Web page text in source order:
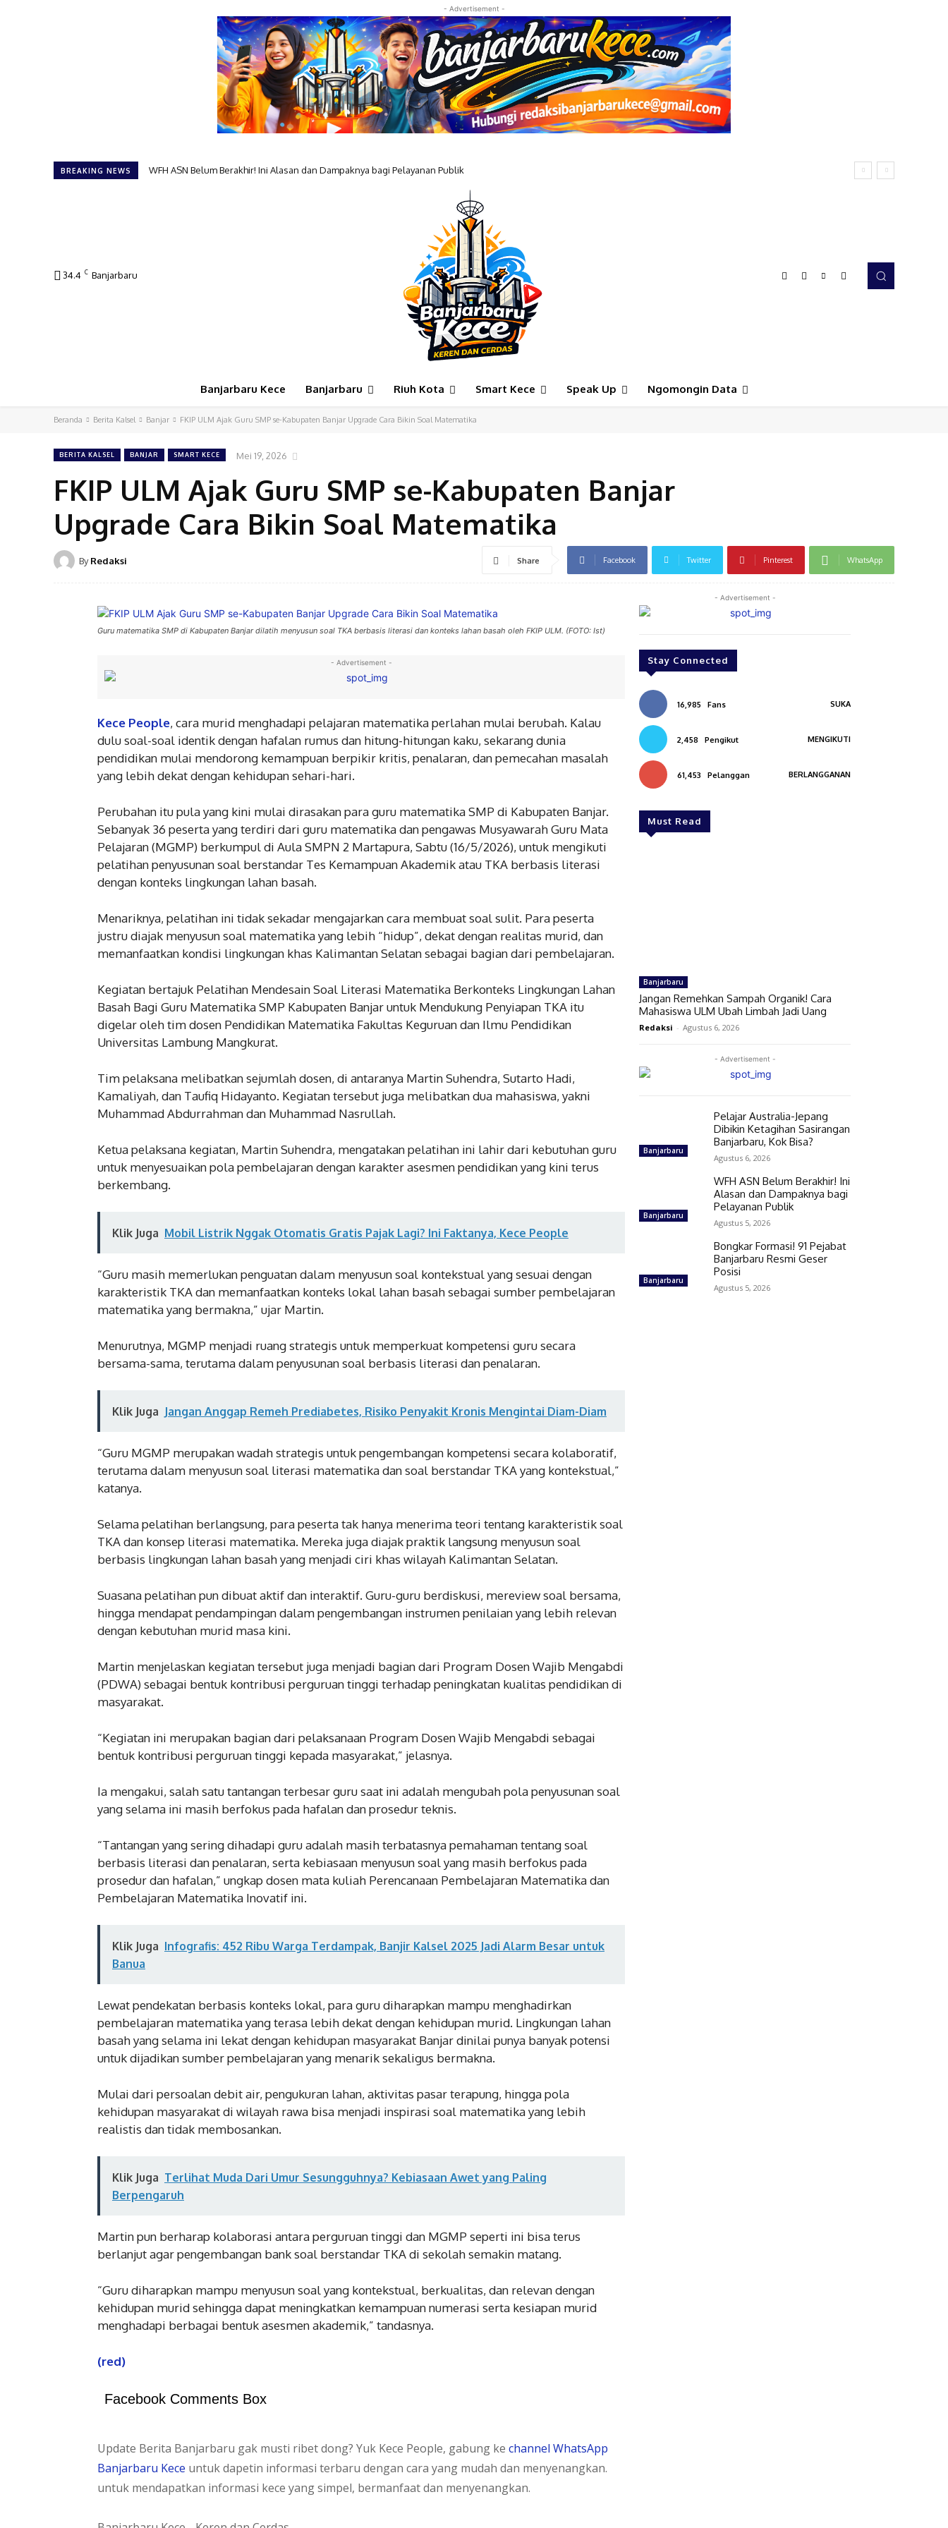
- Advertisement -
BREAKING NEWS WFH ASN Belum Berakhir! Ini Alasan dan Dampaknya bagi Pelayanan Publik
Bongkar Formasi! 91 Pejabat Banjarbaru Resmi Geser Posisi
34.4 C Banjarbaru
Banjarbaru Kece Banjarbaru Riuh Kota Smart Kece Speak Up Ngomongin Data
Beranda Berita Kalsel Banjar FKIP ULM Ajak Guru SMP se-Kabupaten Banjar Upgrade Cara Bikin Soal Matematika
BERITA KALSEL BANJAR SMART KECE Mei 19, 2026
FKIP ULM Ajak Guru SMP se-Kabupaten Banjar
Upgrade Cara Bikin Soal Matematika
By Redaksi Share Facebook Twitter Pinterest WhatsApp
Guru matematika SMP di Kabupaten Banjar dilatih menyusun soal TKA berbasis literasi dan konteks lahan basah oleh FKIP ULM. (FOTO: Ist)
- Advertisement -
Kece People, cara murid menghadapi pelajaran matematika perlahan mulai berubah. Kalau
dulu soal-soal identik dengan hafalan rumus dan hitung-hitungan kaku, sekarang dunia
pendidikan mulai mendorong kemampuan berpikir kritis, penalaran, dan pemecahan masalah
yang lebih dekat dengan kehidupan sehari-hari.
Perubahan itu pula yang kini mulai dirasakan para guru matematika SMP di Kabupaten Banjar.
Sebanyak 36 peserta yang terdiri dari guru matematika dan pengawas Musyawarah Guru Mata
Pelajaran (MGMP) berkumpul di Aula SMPN 2 Martapura, Sabtu (16/5/2026), untuk mengikuti
pelatihan penyusunan soal berstandar Tes Kemampuan Akademik atau TKA berbasis literasi
dengan konteks lingkungan lahan basah.
Menariknya, pelatihan ini tidak sekadar mengajarkan cara membuat soal sulit. Para peserta
justru diajak menyusun soal matematika yang lebih “hidup”, dekat dengan realitas murid, dan
memanfaatkan kondisi lingkungan khas Kalimantan Selatan sebagai bagian dari pembelajaran.
Kegiatan bertajuk Pelatihan Mendesain Soal Literasi Matematika Berkonteks Lingkungan Lahan
Basah Bagi Guru Matematika SMP Kabupaten Banjar untuk Mendukung Penyiapan TKA itu
digelar oleh tim dosen Pendidikan Matematika Fakultas Keguruan dan Ilmu Pendidikan
Universitas Lambung Mangkurat.
Tim pelaksana melibatkan sejumlah dosen, di antaranya Martin Suhendra, Sutarto Hadi,
Kamaliyah, dan Taufiq Hidayanto. Kegiatan tersebut juga melibatkan dua mahasiswa, yakni
Muhammad Abdurrahman dan Muhammad Nasrullah.
Ketua pelaksana kegiatan, Martin Suhendra, mengatakan pelatihan ini lahir dari kebutuhan guru
untuk menyesuaikan pola pembelajaran dengan karakter asesmen pendidikan yang kini terus
berkembang.
Klik Juga Mobil Listrik Nggak Otomatis Gratis Pajak Lagi? Ini Faktanya, Kece People
“Guru masih memerlukan penguatan dalam menyusun soal kontekstual yang sesuai dengan
karakteristik TKA dan memanfaatkan konteks lokal lahan basah sebagai sumber pembelajaran
matematika yang bermakna,” ujar Martin.
Menurutnya, MGMP menjadi ruang strategis untuk memperkuat kompetensi guru secara
bersama-sama, terutama dalam penyusunan soal berbasis literasi dan penalaran.
Klik Juga Jangan Anggap Remeh Prediabetes, Risiko Penyakit Kronis Mengintai Diam-Diam
“Guru MGMP merupakan wadah strategis untuk pengembangan kompetensi secara kolaboratif,
terutama dalam menyusun soal literasi matematika dan soal berstandar TKA yang kontekstual,”
katanya.
Selama pelatihan berlangsung, para peserta tak hanya menerima teori tentang karakteristik soal
TKA dan konsep literasi matematika. Mereka juga diajak praktik langsung menyusun soal
berbasis lingkungan lahan basah yang menjadi ciri khas wilayah Kalimantan Selatan.
Suasana pelatihan pun dibuat aktif dan interaktif. Guru-guru berdiskusi, mereview soal bersama,
hingga mendapat pendampingan dalam pengembangan instrumen penilaian yang lebih relevan
dengan kebutuhan murid masa kini.
Martin menjelaskan kegiatan tersebut juga menjadi bagian dari Program Dosen Wajib Mengabdi
(PDWA) sebagai bentuk kontribusi perguruan tinggi terhadap peningkatan kualitas pendidikan di
masyarakat.
“Kegiatan ini merupakan bagian dari pelaksanaan Program Dosen Wajib Mengabdi sebagai
bentuk kontribusi perguruan tinggi kepada masyarakat,” jelasnya.
Ia mengakui, salah satu tantangan terbesar guru saat ini adalah mengubah pola penyusunan soal
yang selama ini masih berfokus pada hafalan dan prosedur teknis.
“Tantangan yang sering dihadapi guru adalah masih terbatasnya pemahaman tentang soal
berbasis literasi dan penalaran, serta kebiasaan menyusun soal yang masih berfokus pada
prosedur dan hafalan,” ungkap dosen mata kuliah Perencanaan Pembelajaran Matematika dan
Pembelajaran Matematika Inovatif ini.
Klik Juga Infografis: 452 Ribu Warga Terdampak, Banjir Kalsel 2025 Jadi Alarm Besar untuk
Banua
Lewat pendekatan berbasis konteks lokal, para guru diharapkan mampu menghadirkan
pembelajaran matematika yang terasa lebih dekat dengan kehidupan murid. Lingkungan lahan
basah yang selama ini lekat dengan kehidupan masyarakat Banjar dinilai punya banyak potensi
untuk dijadikan sumber pembelajaran yang menarik sekaligus bermakna.
Mulai dari persoalan debit air, pengukuran lahan, aktivitas pasar terapung, hingga pola
kehidupan masyarakat di wilayah rawa bisa menjadi inspirasi soal matematika yang lebih
realistis dan tidak membosankan.
Klik Juga Terlihat Muda Dari Umur Sesungguhnya? Kebiasaan Awet yang Paling
Berpengaruh
Martin pun berharap kolaborasi antara perguruan tinggi dan MGMP seperti ini bisa terus
berlanjut agar pengembangan bank soal berstandar TKA di sekolah semakin matang.
“Guru diharapkan mampu menyusun soal yang kontekstual, berkualitas, dan relevan dengan
kehidupan murid sehingga dapat meningkatkan kemampuan numerasi serta kesiapan murid
menghadapi berbagai bentuk asesmen akademik,” tandasnya.
(red)
Facebook Comments Box
Update Berita Banjarbaru gak musti ribet dong? Yuk Kece People, gabung ke channel WhatsApp
Banjarbaru Kece untuk dapetin informasi terbaru dengan cara yang mudah dan menyenangkan.
untuk mendapatkan informasi kece yang simpel, bermanfaat dan menyenangkan.
- Advertisement -
Stay Connected
16,985 Fans SUKA
2,458 Pengikut MENGIKUTI
61,453 Pelanggan BERLANGGANAN
Must Read
Banjarbaru
Jangan Remehkan Sampah Organik! Cara
Mahasiswa ULM Ubah Limbah Jadi Uang
Redaksi - Agustus 6, 2026
- Advertisement -
Banjarbaru
Pelajar Australia-Jepang
Dibikin Ketagihan Sasirangan
Banjarbaru, Kok Bisa?
Agustus 6, 2026
Banjarbaru
WFH ASN Belum Berakhir! Ini
Alasan dan Dampaknya bagi
Pelayanan Publik
Agustus 5, 2026
Banjarbaru
Bongkar Formasi! 91 Pejabat
Banjarbaru Resmi Geser
Posisi
Agustus 5, 2026